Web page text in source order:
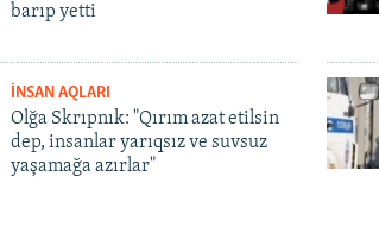
barıp yetti
İNSAN AQLARI
Olğa Skrıpnık: "Qırım azat etilsin
dep, insanlar yarıqsız ve suvsuz
yaşamağa azırlar"